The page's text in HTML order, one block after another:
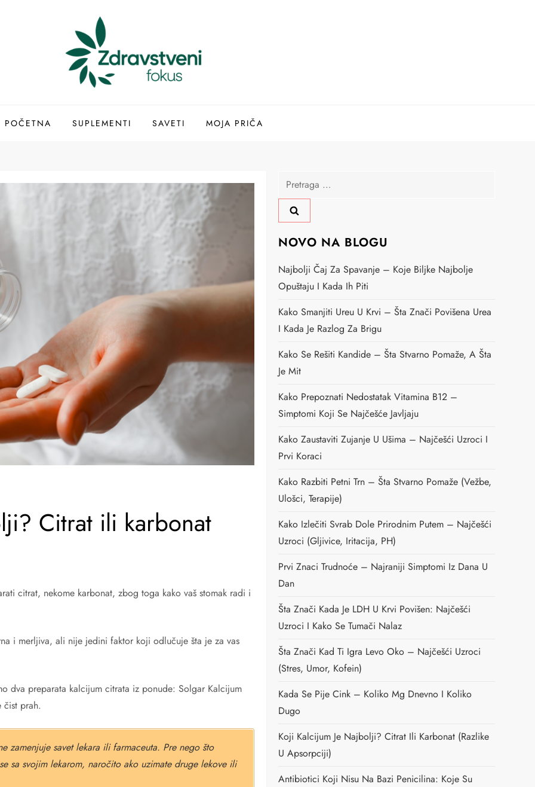
POČETNA SUPLEMENTI SAVETI MOJA PRIČA
Citrat ili karbonat
citrat, nekome karbonat, zbog toga kako vaš stomak radi i
i merljiva, ali nije jedini faktor koji odlučuje šta je za vas
dva preparata kalcijum citrata iz ponude: Solgar Kalcijum
prah.
zamenjuje savet lekara ili farmaceuta. Pre nego što
sa svojim lekarom, naročito ako uzimate druge lekove ili
Pretraga
za:
NOVO NA BLOGU
Najbolji Čaj Za Spavanje – Koje Biljke Najbolje
Opuštaju I Kada Ih Piti
Kako Smanjiti Ureu U Krvi – Šta Znači Povišena Urea
I Kada Je Razlog Za Brigu
Kako Se Rešiti Kandide – Šta Stvarno Pomaže, A Šta
Je Mit
Kako Prepoznati Nedostatak Vitamina B12 –
Simptomi Koji Se Najčešće Javljaju
Kako Zaustaviti Zujanje U Ušima – Najčešći Uzroci I
Prvi Koraci
Kako Razbiti Petni Trn – Šta Stvarno Pomaže (vežbe,
Ulošci, Terapije)
Kako Izlečiti Svrab Dole Prirodnim Putem – Najčešći
Uzroci (gljivice, Iritacija, PH)
Prvi Znaci Trudnoće – Najraniji Simptomi Iz Dana U
Dan
Šta Znači Kada Je LDH U Krvi Povišen: Najčešći
Uzroci I Kako Se Tumači Nalaz
Šta Znači Kad Ti Igra Levo Oko – Najčešći Uzroci
(stres, Umor, Kofein)
Kada Se Pije Cink – Koliko Mg Dnevno I Koliko
Dugo
Koji Kalcijum Je Najbolji? Citrat Ili Karbonat (razlike
U Apsorpciji)
Antibiotici Koji Nisu Na Bazi Penicilina: Koje Su